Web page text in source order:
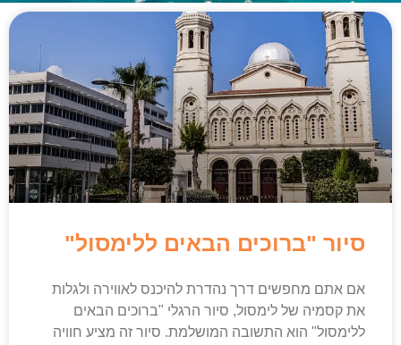
סיור "ברוכים הבאים ללימסול"
אם אתם מחפשים דרך נהדרת להיכנס לאווירה ולגלות
את קסמיה של לימסול, סיור הרגלי "ברוכים הבאים
ללימסול" הוא התשובה המושלמת. סיור זה מציע חוויה